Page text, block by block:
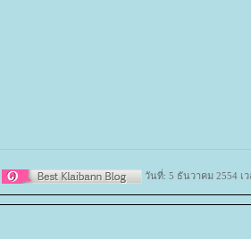
วันที่: 5 ธันวาคม 2554 เ